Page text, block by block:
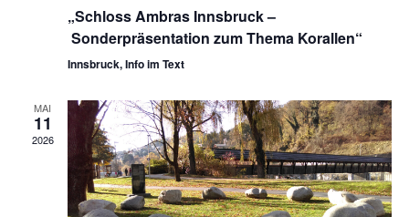
„Schloss Ambras Innsbruck –
Sonderpräsentation zum Thema Korallen“
Innsbruck, Info im Text
MAI
11
2026